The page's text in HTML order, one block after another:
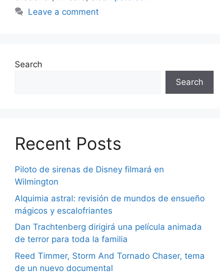
Leave a comment
Search
Search
Recent Posts
Piloto de sirenas de Disney filmará en
Wilmington
Alquimia astral: revisión de mundos de ensueño
mágicos y escalofriantes
Dan Trachtenberg dirigirá una película animada
de terror para toda la familia
Reed Timmer, Storm And Tornado Chaser, tema
de un nuevo documental